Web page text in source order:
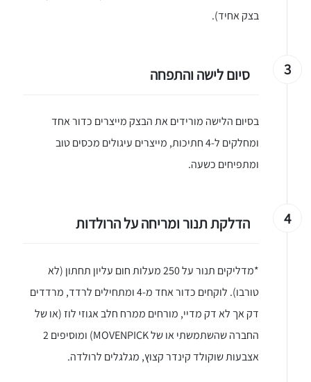
בצק אחיד).
3 סיום לישה והתפחה
בסיום הלישה מורידים את הבצק מייצרים כדור אחד
ומחלקים ל-4 חתיכות, מייצרים עיגולים מכסים טוב
ומתפיחים כשעה.
4 הדלקת תנור ומריחה על הרולדות
*מדליקים תנור על 250 מעלות חום עליון תחתון (לא
טורבו). לוקחים כדור אחד מ-4 ומתחילים לרדד, מרדדים
דק אך לא דק מדיי, מורחים ממרח חלב אגוזי לוז (או של
החברה שהשתמשתי או של MOVENPICK) ומוסיפים 2
אצבעות שוקולד קינדר קצוץ, מגלגלים לרולדה.